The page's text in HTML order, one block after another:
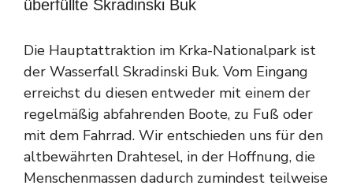
überfüllte Skradinski Buk
Die Hauptattraktion im Krka-Nationalpark ist
der Wasserfall Skradinski Buk. Vom Eingang
erreichst du diesen entweder mit einem der
regelmäßig abfahrenden Boote, zu Fuß oder
mit dem Fahrrad. Wir entschieden uns für den
altbewährten Drahtesel, in der Hoffnung, die
Menschenmassen dadurch zumindest teilweise